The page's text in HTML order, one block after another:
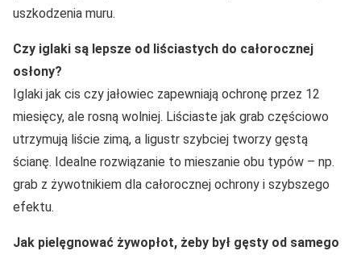
uszkodzenia muru.
Czy iglaki są lepsze od liściastych do całorocznej
osłony?
Iglaki jak cis czy jałowiec zapewniają ochronę przez 12
miesięcy, ale rosną wolniej. Liściaste jak grab częściowo
utrzymują liście zimą, a ligustr szybciej tworzy gęstą
ścianę. Idealne rozwiązanie to mieszanie obu typów – np.
grab z żywotnikiem dla całorocznej ochrony i szybszego
efektu.
Jak pielęgnować żywopłot, żeby był gęsty od samego